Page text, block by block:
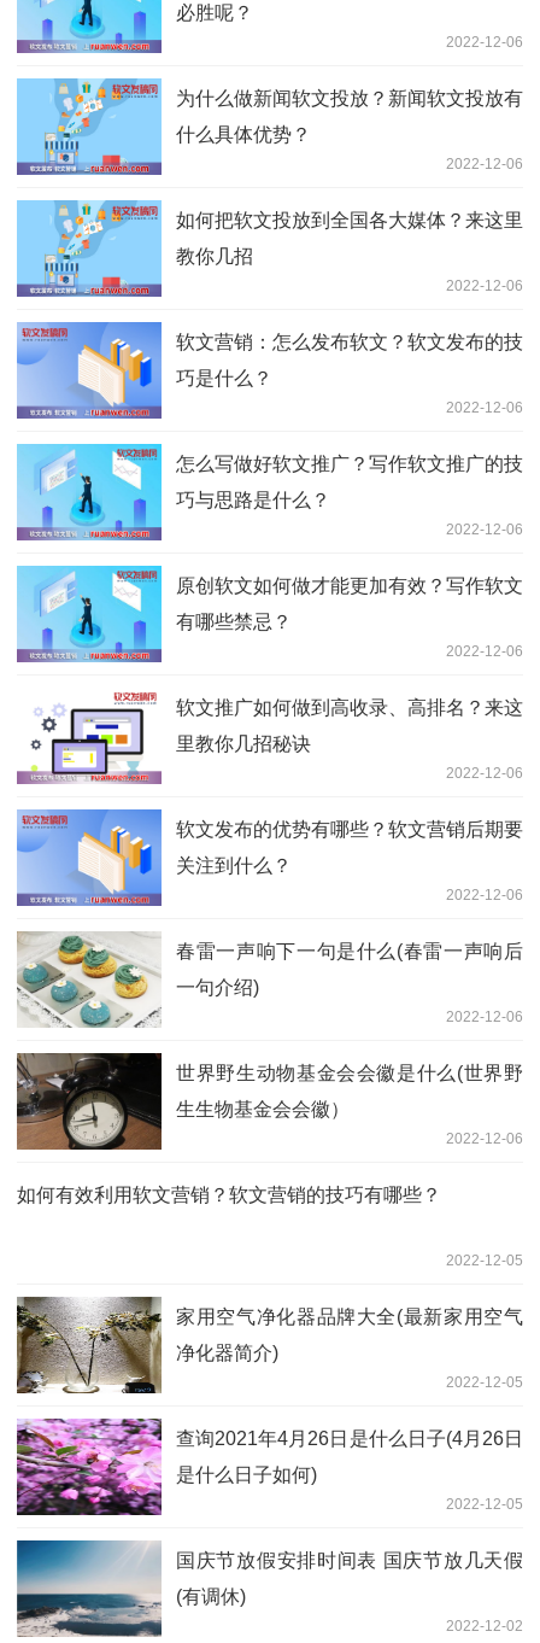
必胜呢？
2022-12-06
为什么做新闻软文投放？新闻软文投放有
什么具体优势？
2022-12-06
如何把软文投放到全国各大媒体？来这里
教你几招
2022-12-06
软文营销：怎么发布软文？软文发布的技
巧是什么？
2022-12-06
怎么写做好软文推广？写作软文推广的技
巧与思路是什么？
2022-12-06
原创软文如何做才能更加有效？写作软文
有哪些禁忌？
2022-12-06
软文推广如何做到高收录、高排名？来这
里教你几招秘诀
2022-12-06
软文发布的优势有哪些？软文营销后期要
关注到什么？
2022-12-06
春雷一声响下一句是什么(春雷一声响后
一句介绍)
2022-12-06
世界野生动物基金会会徽是什么(世界野
生生物基金会会徽）
2022-12-06
如何有效利用软文营销？软文营销的技巧有哪些？
2022-12-05
家用空气净化器品牌大全(最新家用空气
净化器简介)
2022-12-05
查询2021年4月26日是什么日子(4月26日
是什么日子如何)
2022-12-05
国庆节放假安排时间表 国庆节放几天假
(有调休)
2022-12-02